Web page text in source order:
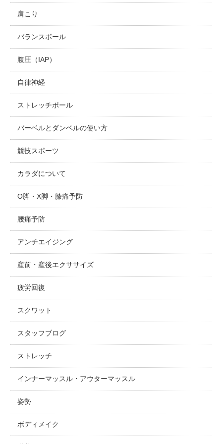
肩こり
バランスボール
腹圧（IAP）
自律神経
ストレッチポール
バーベルとダンベルの使い方
競技スポーツ
カラダについて
O脚・X脚・膝痛予防
腰痛予防
アンチエイジング
産前・産後エクササイズ
疲労回復
スクワット
スタッフブログ
ストレッチ
インナーマッスル・アウターマッスル
姿勢
ボディメイク